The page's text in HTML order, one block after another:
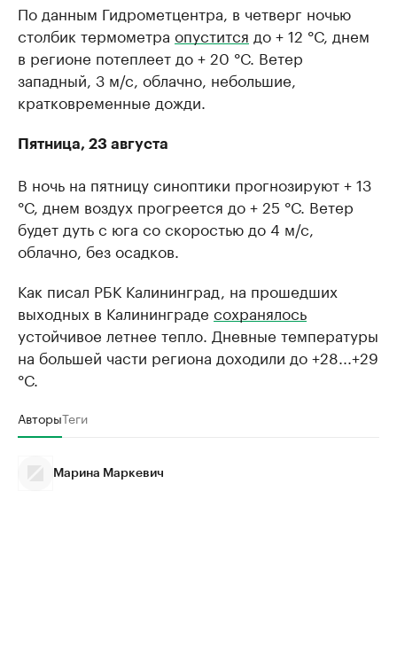
По данным Гидрометцентра, в четверг ночью
столбик термометра опустится до + 12 °С, днем
в регионе потеплеет до + 20 °С. Ветер
западный, 3 м/с, облачно, небольшие,
кратковременные дожди.
Пятница, 23 августа
В ночь на пятницу синоптики прогнозируют + 13
°С, днем воздух прогреется до + 25 °С. Ветер
будет дуть с юга со скоростью до 4 м/с,
облачно, без осадков.
Как писал РБК Калининград, на прошедших
выходных в Калининграде сохранялось
устойчивое летнее тепло. Дневные температуры
на большей части региона доходили до +28...+29
°С.
АвторыТеги
Марина Маркевич